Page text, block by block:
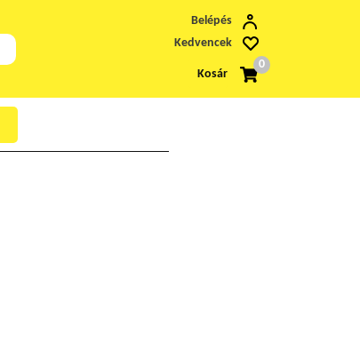
Belépés
Kedvencek
Kosár
0